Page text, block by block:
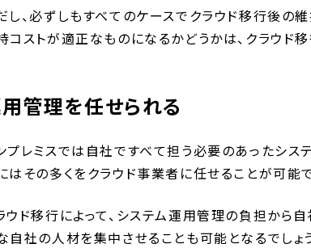
し、必ずしもすべてのケースでクラウド移行後の
コストが適正なものになるかどうかは、クラウド
管理を任せられる
プレミスでは自社ですべて担う必要のあったシス
はその多くをクラウド事業者に任せることが可能で
ウド移行によって、システム運用管理の負担から
自社の人材を集中させることも可能となるでしょう